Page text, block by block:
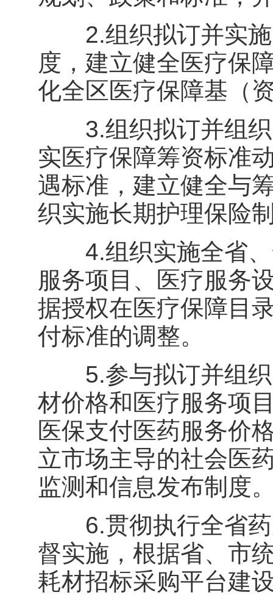
2.组织拟订并实施
度，建立健全医疗保
化全区医疗保障基（
3.组织拟订并组织
实医疗保障筹资标准
遇标准，建立健全与
织实施长期护理保险
4.组织实施全省、
服务项目、医疗服务
据授权在医疗保障目
付标准的调整。
5.参与拟订并组织
材价格和医疗服务项
医保支付医药服务价
立市场主导的社会医
监测和信息发布制度
6.贯彻执行全省药
督实施，根据省、市
耗材招标采购平台建